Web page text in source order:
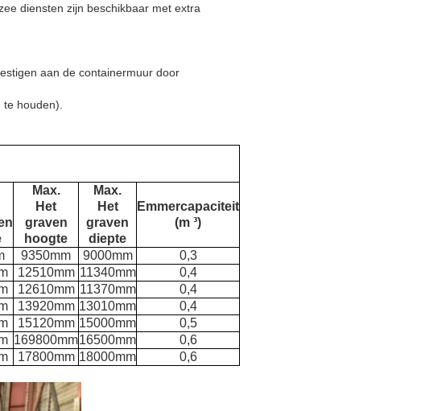
diensten zijn beschikbaar met extra
aan de containermuur door
houden).
Max.
Het
graven
hoogte
Max.
Het
graven
diepte
Emmercapaciteit
(m ³)
9350mm 9000mm
0,3
12510mm 11340mm
0,4
12610mm 11370mm
0,4
13920mm 13010mm
0,4
15120mm 15000mm
0,5
169800mm16500mm
0,6
17800mm 18000mm 0,6